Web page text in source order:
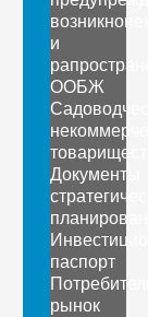
и
ООБЖ
Документы
паспорт
рынок